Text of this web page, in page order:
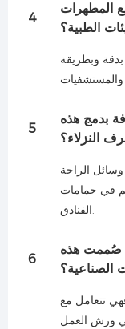
4
المطهرات
الطبية؟
بدقة وبطريقة
5
بدمج هذه
النزلاء؟
وسائل الراحة
في حمامات
الفنادق.
6
صُممت هذه
الصناعية؟
تتعامل مع
ورش العمل